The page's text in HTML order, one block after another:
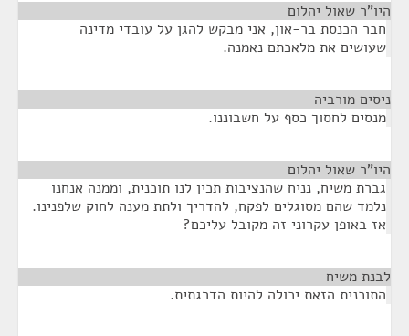
היו"ר שאול יהלום
חבר הכנסת בר-און, אני מבקש להגן על עובדי מדינה
שעושים את מלאכתם נאמנה.
ניסים מורביה
מנסים לחסוך כסף על חשבוננו.
היו"ר שאול יהלום
גברת משיח, נניח שהנציבות תכין לנו תוכנית, וממנה אנחנו
נלמד שהם מסוגלים לפקח, להדריך ולתת מענה לחוק שלפנינו.
אז באופן עקרוני זה מקובל עליכם?
לבנת משיח
התוכנית הזאת יכולה להיות הדרגתית.